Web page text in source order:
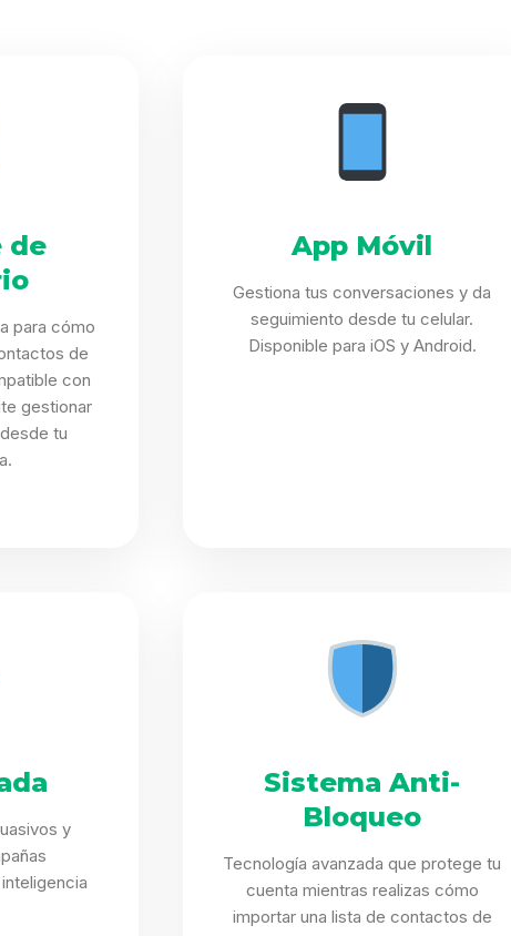
de
para cómo
de
con
gestionar
tu
App Móvil
Gestiona tus conversaciones y da
seguimiento desde tu celular.
Disponible para iOS y Android.
y
Sistema Anti-
Bloqueo
Tecnología avanzada que protege tu
cuenta mientras realizas cómo
importar una lista de contactos de